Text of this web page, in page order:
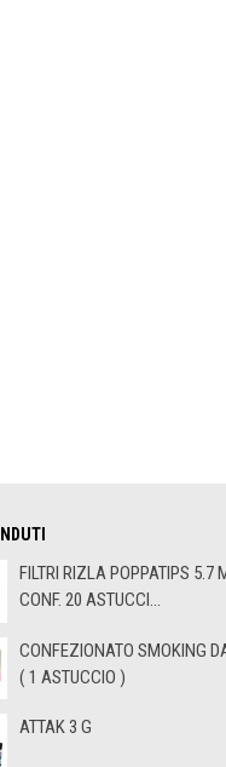
FILTRI RIZLA POPPATIPS 5.7
CONF. 20 ASTUCCI...
CONFEZIONATO SMOKING
( 1 ASTUCCIO )
ATTAK 3 G